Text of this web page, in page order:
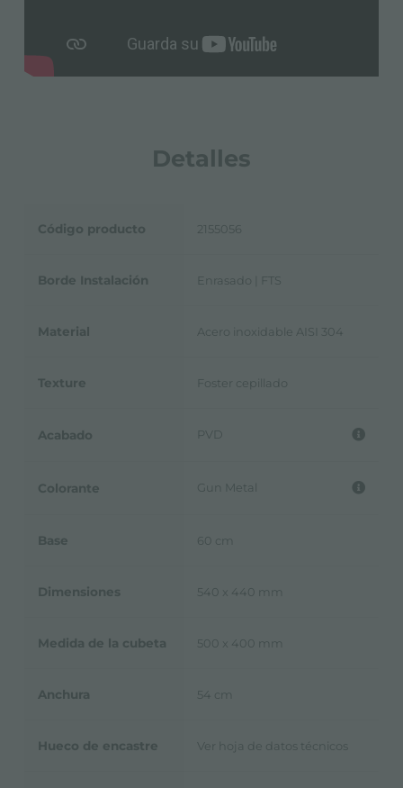
Detalles
Código producto 2155056
Borde Instalación Enrasado | FTS
Material Acero inoxidable AISI 304
Texture Foster cepillado
Acabado PVD
Colorante Gun Metal
Base 60 cm
Dimensiones 540 x 440 mm
Medida de la cubeta 500 x 400 mm
Anchura 54 cm
Hueco de encastre Ver hoja de datos técnicos